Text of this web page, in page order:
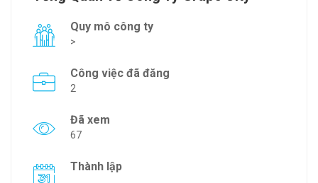
Quy mô công ty
>
Công việc đã đăng
2
Đã xem
67
Thành lập